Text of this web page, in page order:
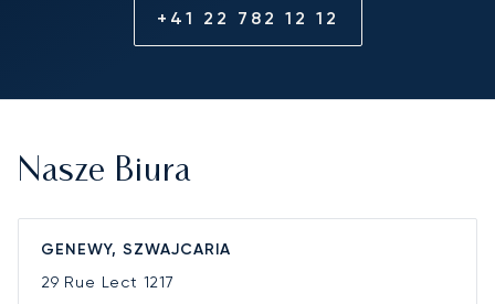
+41 22 782 12 12
Nasze Biura
GENEWY, SZWAJCARIA
29 Rue Lect 1217